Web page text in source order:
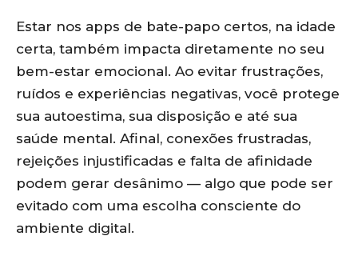
Estar nos apps de bate-papo certos, na idade
certa, também impacta diretamente no seu
bem-estar emocional. Ao evitar frustrações,
ruídos e experiências negativas, você protege
sua autoestima, sua disposição e até sua
saúde mental. Afinal, conexões frustradas,
rejeições injustificadas e falta de afinidade
podem gerar desânimo — algo que pode ser
evitado com uma escolha consciente do
ambiente digital.